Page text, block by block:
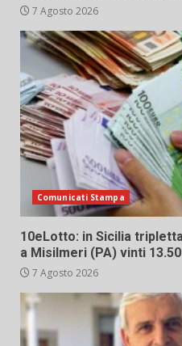
7 Agosto 2026
Comunicati Stampa
10eLotto: in Sicilia
a Misilmeri (PA) vinti
7 Agosto 2026